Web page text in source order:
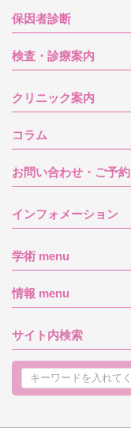
保因者診断
検査・診療案内
クリニック案内
コラム
お問い合わせ・ご予約
インフォメーション
学術 menu
情報 menu
サイト内検索